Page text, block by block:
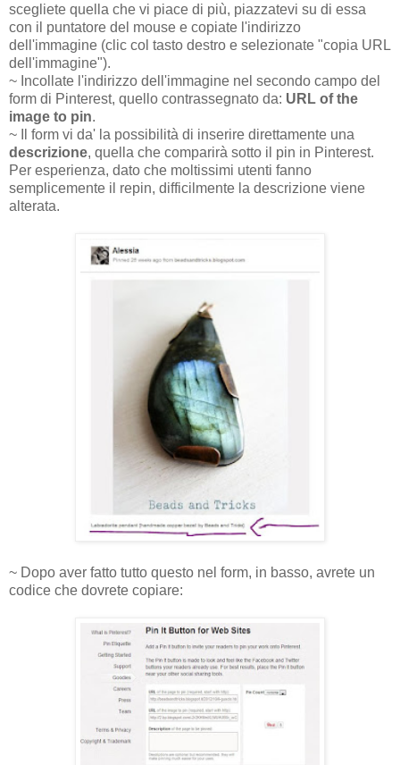
scegliete quella che vi piace di più, piazzatevi su di essa
con il puntatore del mouse e copiate l'indirizzo
dell'immagine (clic col tasto destro e selezionate "copia URL
dell'immagine").
~ Incollate l'indirizzo dell'immagine nel secondo campo del
form di Pinterest, quello contrassegnato da: URL of the
image to pin.
~ Il form vi da' la possibilità di inserire direttamente una
descrizione, quella che comparirà sotto il pin in Pinterest.
Per esperienza, dato che moltissimi utenti fanno
semplicemente il repin, difficilmente la descrizione viene
alterata.
~ Dopo aver fatto tutto questo nel form, in basso, avrete un
codice che dovrete copiare: